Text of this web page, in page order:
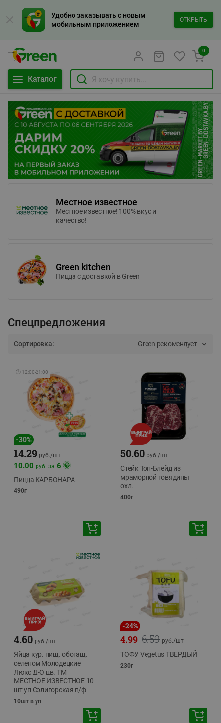
Удобно заказывать с новым
мобильным приложением
ОТКРЫТЬ
Каталог
0
Местное известное
Местное известное! 100% вкус и
качество!
Green kitchen
Пицца c доставкой в Green
Спецпредложения
Сортировка: Green рекомендует
🕘 12:00-21:00
-30%
14.29 руб./шт
10.00 руб. за 6
Пицца КАРБОНАРА
490г
50.60 руб./шт
Стейк Топ-Блейд из
мраморной говядины
охл.
400г
4.60 руб./шт
Яйца кур. пищ. обогащ.
селеном Молодецкие
Люкс Д-О цв. ТМ
МЕСТНОЕ ИЗВЕСТНОЕ 10
шт уп Солигорская п/ф
10шт в уп
-24%
6.59
4.99 руб./шт
ТОФУ Vegetus ТВЕРДЫЙ
230г